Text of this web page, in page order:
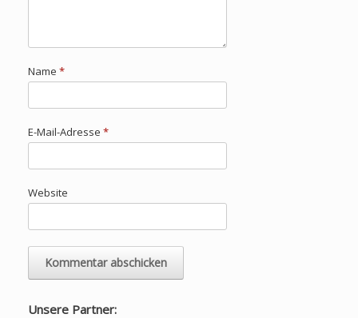
Name *
E-Mail-Adresse *
Website
Unsere Partner: